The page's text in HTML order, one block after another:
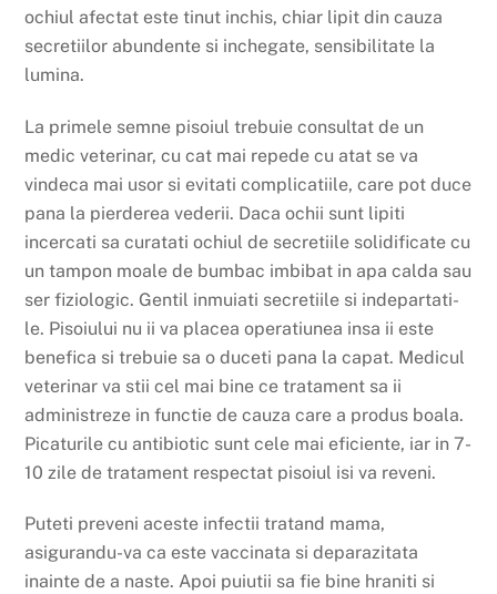
ochiul afectat este tinut inchis, chiar lipit din cauza
secretiilor abundente si inchegate, sensibilitate la
lumina.
La primele semne pisoiul trebuie consultat de un
medic veterinar, cu cat mai repede cu atat se va
vindeca mai usor si evitati complicatiile, care pot duce
pana la pierderea vederii. Daca ochii sunt lipiti
incercati sa curatati ochiul de secretiile solidificate cu
un tampon moale de bumbac imbibat in apa calda sau
ser fiziologic. Gentil inmuiati secretiile si indepartati-
le. Pisoiului nu ii va placea operatiunea insa ii este
benefica si trebuie sa o duceti pana la capat. Medicul
veterinar va stii cel mai bine ce tratament sa ii
administreze in functie de cauza care a produs boala.
Picaturile cu antibiotic sunt cele mai eficiente, iar in 7-
10 zile de tratament respectat pisoiul isi va reveni.
Puteti preveni aceste infectii tratand mama,
asigurandu-va ca este vaccinata si deparazitata
inainte de a naste. Apoi puiutii sa fie bine hraniti si